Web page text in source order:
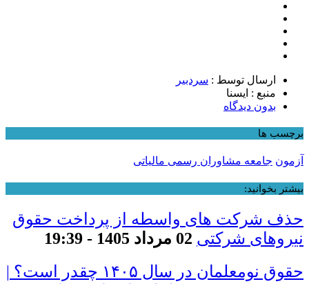
ارسال توسط : سردبیر
منبع : ایسنا
بدون دیدگاه
برچسب ها
آزمون جامعه مشاوران رسمی مالیاتی
بیشتر بخوانید:
حذف شرکت های واسطه از پرداخت حقوق
نیروهای شرکتی 02 مرداد 1405 - 19:39
حقوق نومعلمان در سال ۱۴۰۵ چقدر است؟ |